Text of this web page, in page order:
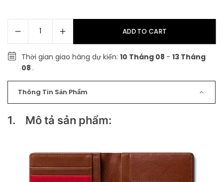
ADD TO CART
Thời gian giao hàng dự kiến: 10 Tháng 08 - 13 Tháng
08 .
Thông Tin Sản Phẩm
1. Mô tả sản phẩm: